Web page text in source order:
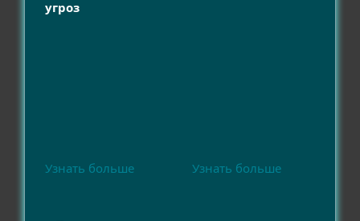
угроз
Узнать больше Узнать больше